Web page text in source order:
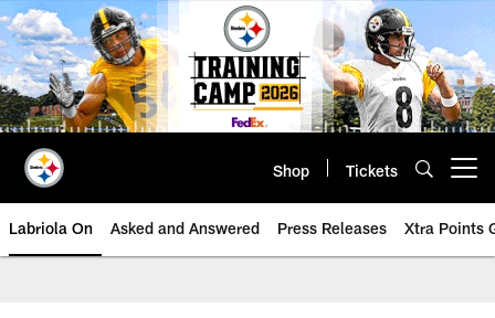
Skip
to
main
content
Shop Tickets
Labriola On Asked and Answered Press Releases Xtra Points